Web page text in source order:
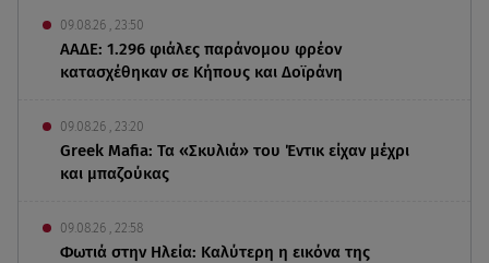
09.08.26 , 23:50
ΑΑΔΕ: 1.296 φιάλες παράνομου φρέον
κατασχέθηκαν σε Κήπους και Δοϊράνη
09.08.26 , 23:20
Greek Mafia: Τα «Σκυλιά» του Έντικ είχαν μέχρι
και μπαζούκας
09.08.26 , 22:58
Φωτιά στην Ηλεία: Καλύτερη η εικόνα της